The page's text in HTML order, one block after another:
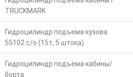
TRUCKMARK
Гидроцилиндр подъема кузова
55102 с/о (15т, 5 штока)
Гидроцилиндр подъёма кабины/
борта